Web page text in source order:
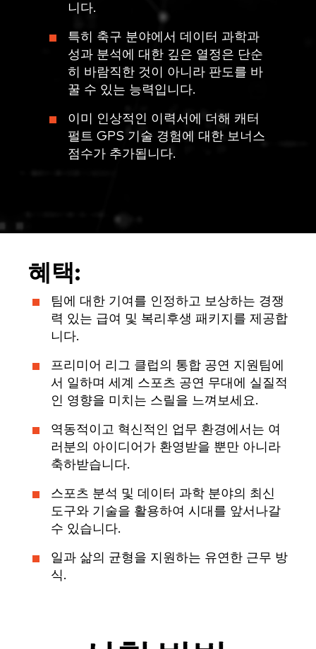
니다.
특히 축구 분야에서 데이터 과학과
성과 분석에 대한 깊은 열정은 단순
히 바람직한 것이 아니라 판도를 바
꿀 수 있는 능력입니다.
이미 인상적인 이력서에 더해 캐터
펄트 GPS 기술 경험에 대한 보너스
점수가 추가됩니다.
혜택:
팀에 대한 기여를 인정하고 보상하는 경쟁
력 있는 급여 및 복리후생 패키지를 제공합
니다.
프리미어 리그 클럽의 통합 공연 지원팀에
서 일하며 세계 스포츠 공연 무대에 실질적
인 영향을 미치는 스릴을 느껴보세요.
역동적이고 혁신적인 업무 환경에서는 여
러분의 아이디어가 환영받을 뿐만 아니라
축하받습니다.
스포츠 분석 및 데이터 과학 분야의 최신
도구와 기술을 활용하여 시대를 앞서나갈
수 있습니다.
일과 삶의 균형을 지원하는 유연한 근무 방
식.